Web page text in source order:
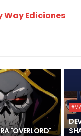
Way Ediciones
"OVERLORD"